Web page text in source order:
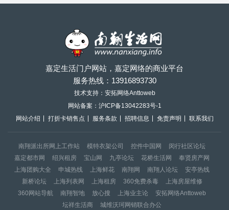
嘉定生活门户网站，嘉定网络的商业平台
服务热线： 13916893730
技术支持：安拓网络Anttoweb
网站备案： 沪ICP备13042283号-1
网站介绍
打折卡销售点 服务条款 招聘信息 免责声明 联系我们
南翔派出所网上工作站 模特衣架公司 控件中国网
闵行社区论坛
嘉定都市网
绍兴租房 宝山网 九亭论坛 花桥生活网
奉贤房产网
上海团购大全
申城热线 上海鲜花 南翔网 南翔人论坛
安亭热线
新桥论坛
上海列表网 上海租房 360免费杀毒
上海房屋维修
360网站导航
南翔智地 放心搜 上海业主论
安拓网络Anttoweb
坛祥生活商
城维沃珂网销联合办公